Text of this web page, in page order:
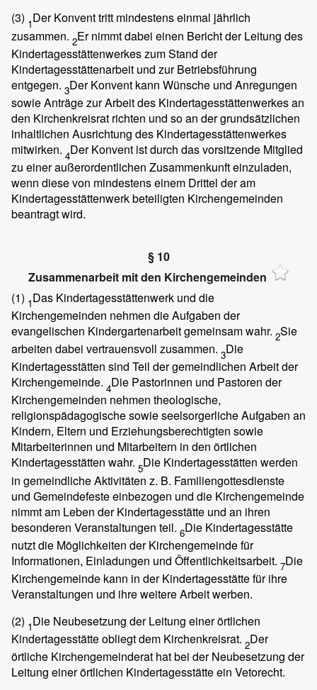
(3) 1Der Konvent tritt mindestens einmal jährlich
zusammen. 2Er nimmt dabei einen Bericht der Leitung des
Kindertagesstättenwerkes zum Stand der
Kindertagesstättenarbeit und zur Betriebsführung
entgegen. 3Der Konvent kann Wünsche und Anregungen
sowie Anträge zur Arbeit des Kindertagesstättenwerkes an
den Kirchenkreisrat richten und so an der grundsätzlichen
inhaltlichen Ausrichtung des Kindertagesstättenwerkes
mitwirken. 4Der Konvent ist durch das vorsitzende Mitglied
zu einer außerordentlichen Zusammenkunft einzuladen,
wenn diese von mindestens einem Drittel der am
Kindertagesstättenwerk beteiligten Kirchengemeinden
beantragt wird.
§ 10
Zusammenarbeit mit den Kirchengemeinden
(1) 1Das Kindertagesstättenwerk und die
Kirchengemeinden nehmen die Aufgaben der
evangelischen Kindergartenarbeit gemeinsam wahr. 2Sie
arbeiten dabei vertrauensvoll zusammen. 3Die
Kindertagesstätten sind Teil der gemeindlichen Arbeit der
Kirchengemeinde. 4Die Pastorinnen und Pastoren der
Kirchengemeinden nehmen theologische,
religionspädagogische sowie seelsorgerliche Aufgaben an
Kindern, Eltern und Erziehungsberechtigten sowie
Mitarbeiterinnen und Mitarbeitern in den örtlichen
Kindertagesstätten wahr. 5Die Kindertagesstätten werden
in gemeindliche Aktivitäten z. B. Familiengottesdienste
und Gemeindefeste einbezogen und die Kirchengemeinde
nimmt am Leben der Kindertagesstätte und an ihren
besonderen Veranstaltungen teil. 6Die Kindertagesstätte
nutzt die Möglichkeiten der Kirchengemeinde für
Informationen, Einladungen und Öffentlichkeitsarbeit. 7Die
Kirchengemeinde kann in der Kindertagesstätte für ihre
Veranstaltungen und ihre weitere Arbeit werben.
(2) 1Die Neubesetzung der Leitung einer örtlichen
Kindertagesstätte obliegt dem Kirchenkreisrat. 2Der
örtliche Kirchengemeinderat hat bei der Neubesetzung der
Leitung einer örtlichen Kindertagesstätte ein Vetorecht.